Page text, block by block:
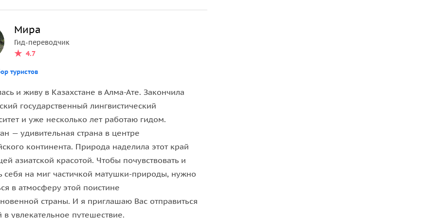
Фартуки подойдут для тех кто любит
Иссык и Тургенского водопада. А еще у нас
есть магниты с золотистой каемкой, которые
красиво смотрятся с фото озеро Иссык и
красиво и эффектно.
По отелям не развозим!!!
вам ее пожарят и вы сможете оценить вкус
рыбка сможет выполнить ваши желания?
он находится в Тургеньском ущелье. Это высокий
погоду приятно пройтись по горной тропинке и
негатив и подзарядиться энергией природы.
адаптировались к нашему климату. Кроме
а также животных, которых выращивают в
встречи;
Мира
Гид-переводчик
4.7
туристов
и живу в Казахстане в Алма-Ате. Закончила
государственный лингвистический
и уже несколько лет работаю гидом.
— удивительная страна в центре
континента. Природа наделила этот край
азиатской красотой. Чтобы почувствовать и
себя на миг частичкой матушки-природы, нужно
в атмосферу этой поистине
страны. И я приглашаю Вас отправиться
в увлекательное путешествие.